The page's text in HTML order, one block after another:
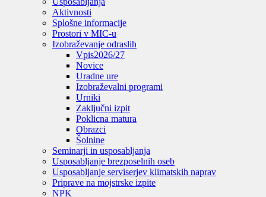
Aktivnosti
Splošne informacije
Prostori v MIC-u
Izobraževanje odraslih
Vpis2026/27
Novice
Uradne ure
Izobraževalni programi
Urniki
Zaključni izpit
Poklicna matura
Obrazci
Šolnine
Seminarji in usposabljanja
Usposabljanje brezposelnih oseb
Usposabljanje serviserjev klimatskih naprav
Priprave na mojstrske izpite
NPK